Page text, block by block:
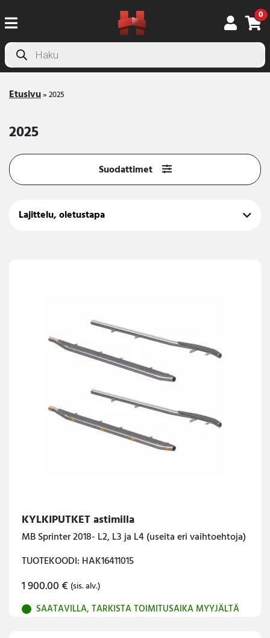
0
Products
search
Etusivu»2025
2025
Suodattimet
KYLKIPUTKET astimilla
MB Sprinter 2018- L2, L3 ja L4 (useita eri vaihtoehtoja)
TUOTEKOODI: HAK16411015
1 900.00€ (sis. alv.)
SAATAVILLA, TARKISTA TOIMITUSAIKA MYYJÄLTÄ